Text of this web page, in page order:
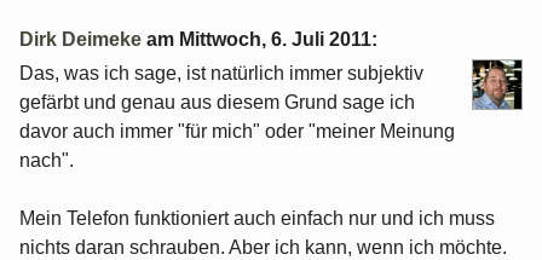
Dirk Deimeke am Mittwoch, 6. Juli 2011:
Das, was ich sage, ist natürlich immer subjektiv
gefärbt und genau aus diesem Grund sage ich
davor auch immer "für mich" oder "meiner Meinung
nach".
Mein Telefon funktioniert auch einfach nur und ich muss
nichts daran schrauben. Aber ich kann, wenn ich möchte.